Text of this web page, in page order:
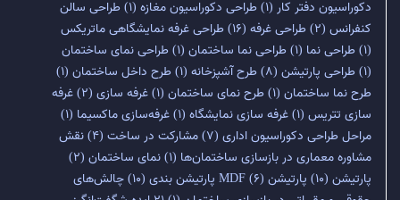
دکوراسیون دفتر کار (1) طراحی دکوراسیون مغازه (1) طراحی سالن
کنفرانس (2) طراحی غرفه (16)
طراحی غرفه نمایشگاهی ماتریکس
(1) طراحی نما (1) طراحی نما ساختمان (1) طراحی نمای ساختمان
(1) طراحی پارتیشن (8) طرح آشپزخانه (1) طرح داخل ساختمان (1)
طرح نما ساختمان (1) طرح نمای ساختمان (1) غرفه سازی (2)
غرفه
سازی تتریس (1) غرفه سازی نمایشگاه (1) غرفه‌سازی ماکسیما (1)
مراحل طراحی دکوراسیون اداری (7) مشارکت در ساخت (4)
نقش
مشاوره معماری در بازسازی ساختمان‌ها (1) نمای ساختمان (2)
پارتیشن (10) پارتیشن MDF (6) پارتیشن بندی (10)
چالش‌های